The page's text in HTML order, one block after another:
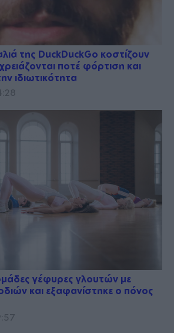
της DuckDuckGo κοστίζουν
ποτέ φόρτιση και
ιδιωτικότητα
γέφυρες γλουτών με
και εξαφανίστηκε ο πόνος